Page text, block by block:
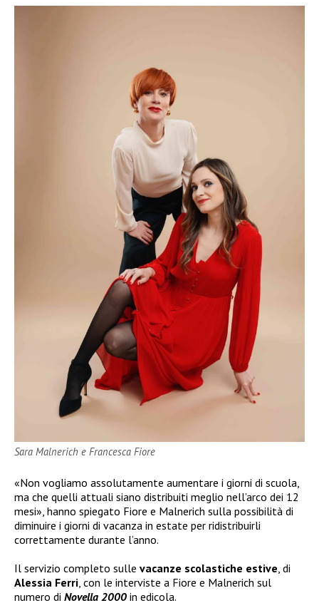
Sara Malnerich e Francesca Fiore
«Non vogliamo assolutamente aumentare i giorni di scuola,
ma che quelli attuali siano distribuiti meglio nell’arco dei 12
mesi», hanno spiegato Fiore e Malnerich sulla possibilità di
diminuire i giorni di vacanza in estate per ridistribuirli
correttamente durante l’anno.
Il servizio completo sulle vacanze scolastiche estive , di
Alessia Ferri , con le interviste a Fiore e Malnerich sul
numero di Novella 2000 in edicola.